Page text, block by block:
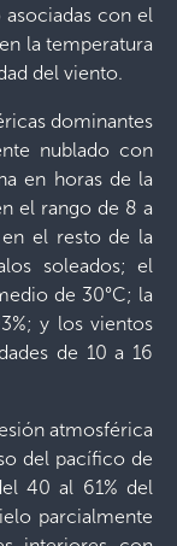
con el
la temperatura
del viento.
dominantes
nublado con
en horas de la
el rango de 8 a
el resto de la
soleados; el
de 30°C; la
y los vientos
de 10 a 16
atmosférica
del pacífico de
40 al 61% del
parcialmente